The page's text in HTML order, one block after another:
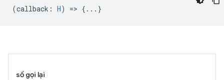
(callback : H) => {...}
số gọi lại